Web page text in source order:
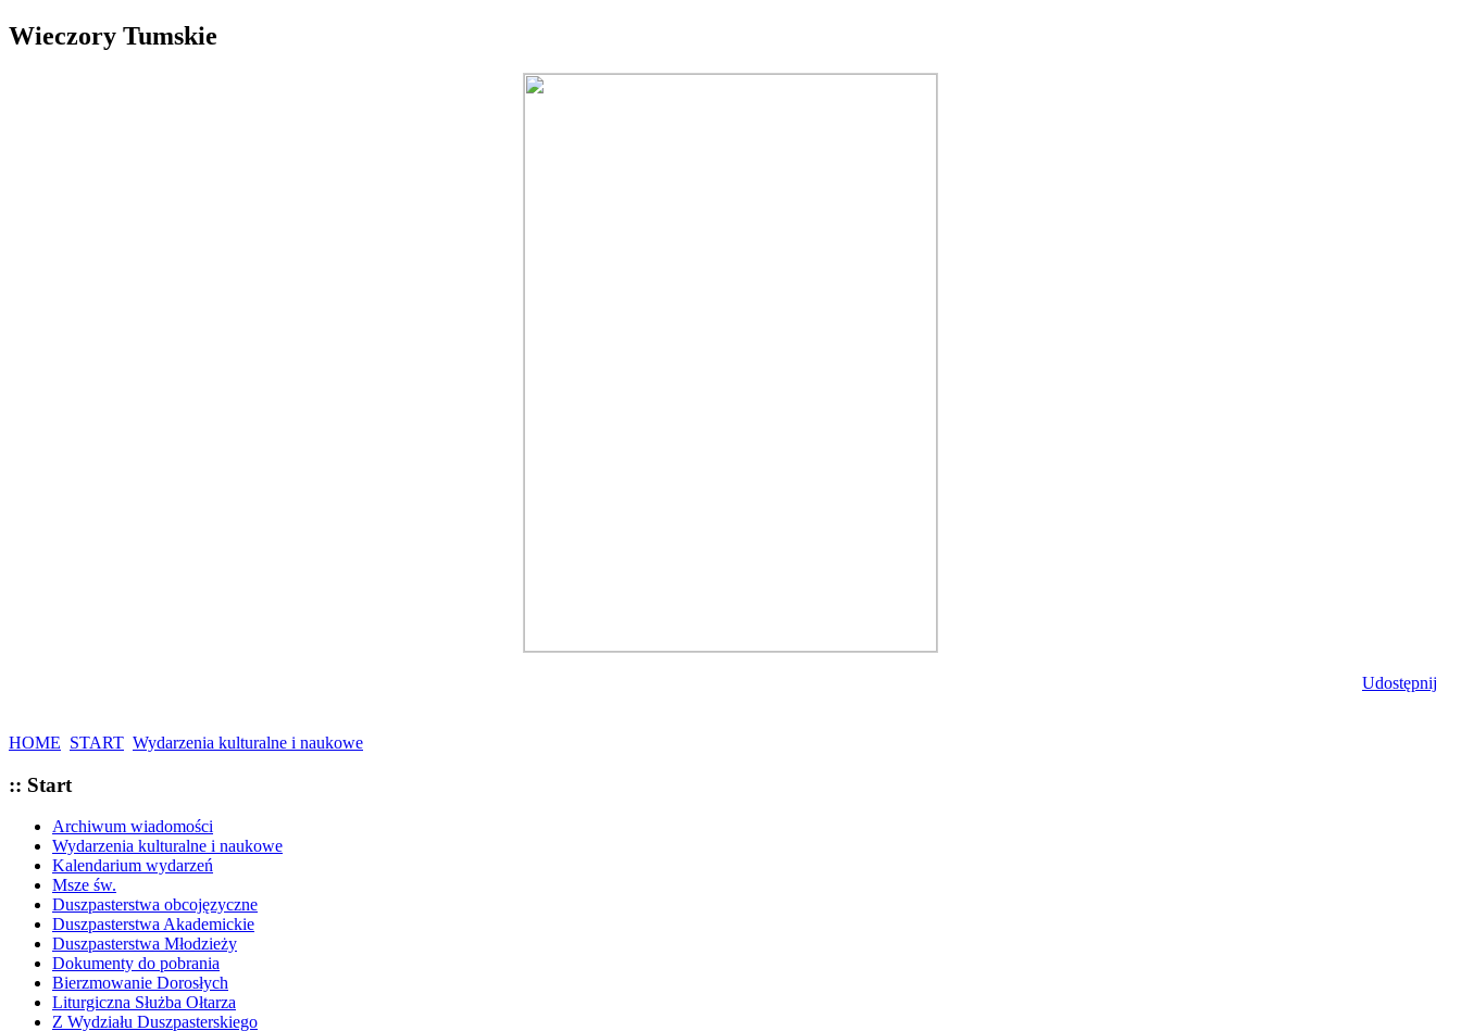
Wieczory Tumskie
Udostępnij
HOME START Wydarzenia kulturalne i naukowe
:: Start
Archiwum wiadomości
Wydarzenia kulturalne i naukowe
Kalendarium wydarzeń
Msze św.
Duszpasterstwa obcojęzyczne
Duszpasterstwa Akademickie
Duszpasterstwa Młodzieży
Dokumenty do pobrania
Bierzmowanie Dorosłych
Liturgiczna Służba Ołtarza
Z Wydziału Duszpasterskiego